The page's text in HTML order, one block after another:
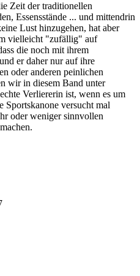
Zeit der traditionellen
Essensstände ... und mittendrin
Lust hinzugehen, hat aber
vielleicht "zufällig" auf
die noch mit ihrem
er daher nur auf ihre
oder anderen peinlichen
wir in diesem Band unter
Verliererin ist, wenn es um
Sportskanone versucht mal
oder weniger sinnvollen